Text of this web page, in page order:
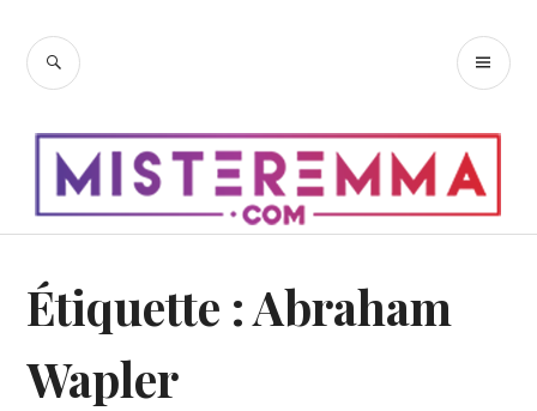
contenu
RECHERCHE
Étiquette :Abraham
Wapler